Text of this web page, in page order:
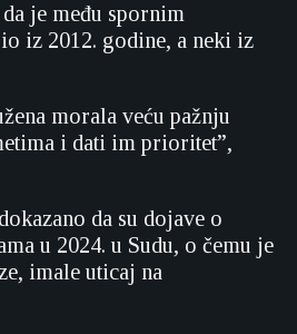
je među spornim
iz 2012. godine, a neki iz
morala veću pažnju
i dati im prioritet”,
da su dojave o
u 2024. u Sudu, o čemu je
imale uticaj na